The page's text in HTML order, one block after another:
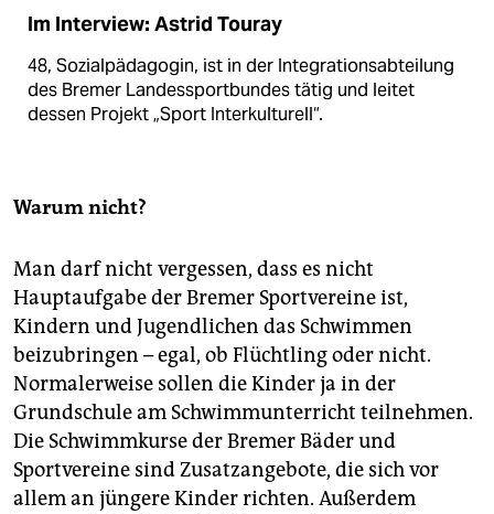
Im Interview: Astrid Touray
48, Sozialpädagogin, ist in der Integrationsabteilung
des Bremer Landessportbundes tätig und leitet
dessen Projekt „Sport Interkulturell“.
Warum nicht?
Man darf nicht vergessen, dass es nicht
Hauptaufgabe der Bremer Sportvereine ist,
Kindern und Jugendlichen das Schwimmen
beizubringen – egal, ob Flüchtling oder nicht.
Normalerweise sollen die Kinder ja in der
Grundschule am Schwimmunterricht teilnehmen.
Die Schwimmkurse der Bremer Bäder und
Sportvereine sind Zusatzangebote, die sich vor
allem an jüngere Kinder richten. Außerdem